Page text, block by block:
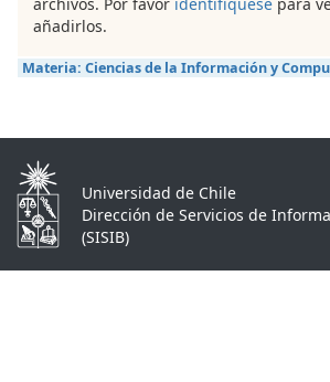
añadirlos.
Materia: Ciencias de la Información y
Universidad de Chile
Dirección de Servicios de
(SISIB)